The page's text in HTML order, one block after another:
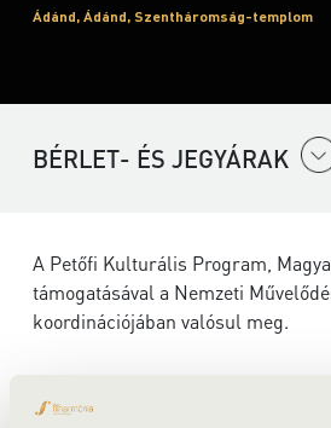
Ádánd, Ádánd, Szentháromság-templom
BÉRLET- ÉS JEGYÁRAK
A Petőfi Kulturális Program,
támogatásával a Nemzeti
koordinációjában valósul meg.
ELŐADÓK: